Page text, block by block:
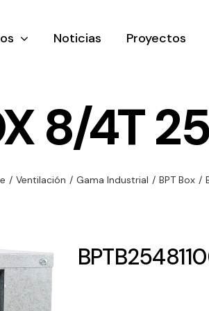
y
de
y
Ventilación
ventilación
Noticias Proyectos
8/4T
/ Ventilación / Gama Industrial / BPT Box /